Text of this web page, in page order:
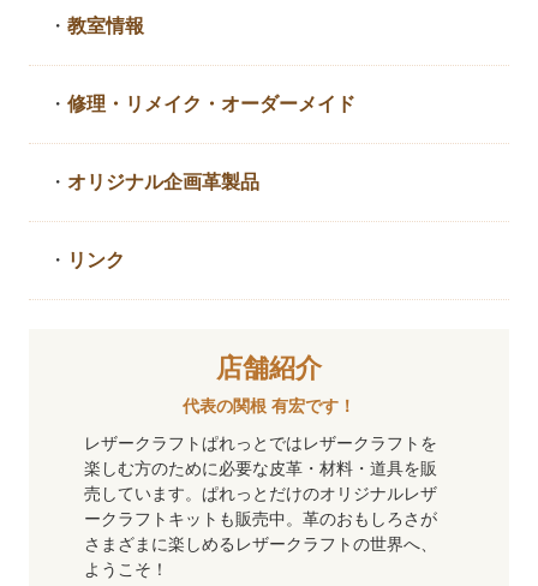
・教室情報
・修理・リメイク・ オーダーメイド
・ オリジナル企画革製品
・ リンク
店舗紹介
代表の関根 有宏です！
レザークラフトぱれっとではレザークラフトを
楽しむ方のために必要な皮革・材料・道具を販
売しています。ぱれっとだけのオリジナルレザ
ークラフトキットも販売中。革のおもしろさが
さまざまに楽しめるレザークラフトの世界へ、
ようこそ！